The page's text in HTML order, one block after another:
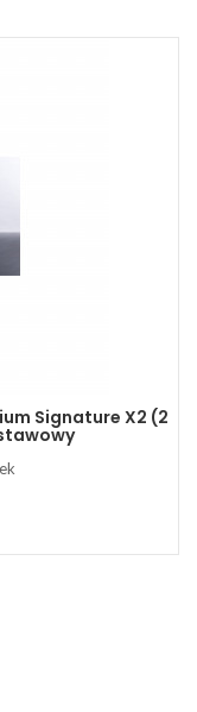
Signature X2 (2